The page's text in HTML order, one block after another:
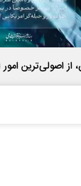
از اصولی‌ترین
چرایی
دکتر یدالله